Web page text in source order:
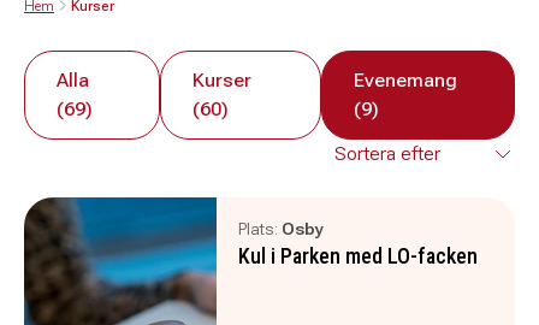
Hem Kurser
Alla
(69)
Kurser
(60)
Evenemang
(9)
Plats: Osby
Kul i Parken med LO-facken